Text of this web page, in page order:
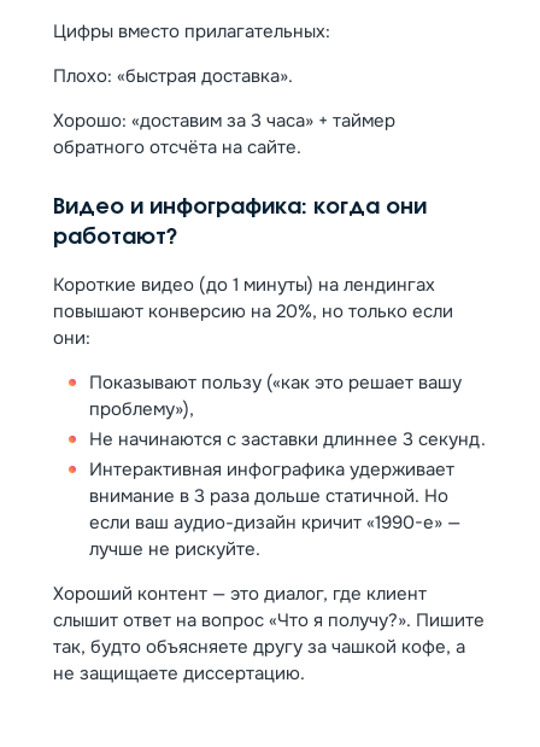
Цифры вместо прилагательных:
Плохо: «быстрая доставка».
Хорошо: «доставим за 3 часа» + таймер
обратного отсчёта на сайте.
Видео и инфографика: когда они
работают?
Короткие видео (до 1 минуты) на лендингах
повышают конверсию на 20%, но только если
они:
Показывают пользу («как это решает вашу
проблему»),
Не начинаются с заставки длиннее 3 секунд.
Интерактивная инфографика удерживает
внимание в 3 раза дольше статичной. Но
если ваш аудио-дизайн кричит «1990-е» —
лучше не рискуйте.
Хороший контент — это диалог, где клиент
слышит ответ на вопрос «Что я получу?». Пишите
так, будто объясняете другу за чашкой кофе, а
не защищаете диссертацию.